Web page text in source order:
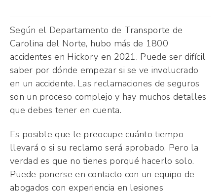
Según el Departamento de Transporte de
Carolina del Norte, hubo más de 1800
accidentes en Hickory en 2021. Puede ser difícil
saber por dónde empezar si se ve involucrado
en un accidente. Las reclamaciones de seguros
son un proceso complejo y hay muchos detalles
que debes tener en cuenta.
Es posible que le preocupe cuánto tiempo
llevará o si su reclamo será aprobado. Pero la
verdad es que no tienes porqué hacerlo solo.
Puede ponerse en contacto con un equipo de
abogados con experiencia en lesiones